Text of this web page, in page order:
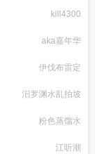
kill4300
aka嘉年华
伊伐布雷定
汨罗渊水乱拍坡
粉色蒸馏水
江听潮